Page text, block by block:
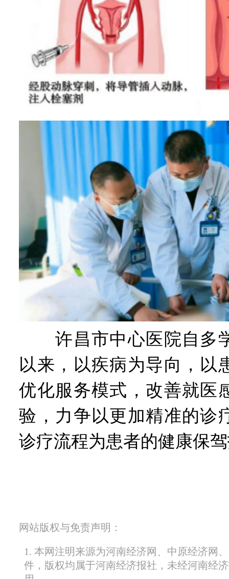
许昌市中心医院自多
以来，以疾病为导向，以
优化服务模式，改善就医
验，力争以更加精准的诊
诊疗流程为患者的健康保
网站版权与免责声明：
1. 本网注明来源为河南经济网、中原经济网
件，版权均属于河南经济报社，未经河南经